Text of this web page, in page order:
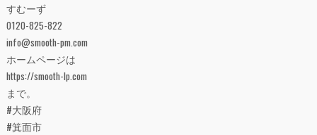
すむーず
0120-825-822
info@smooth-pm.com
ホームページは
https://smooth-lp.com
まで。
#大阪府
#箕面市